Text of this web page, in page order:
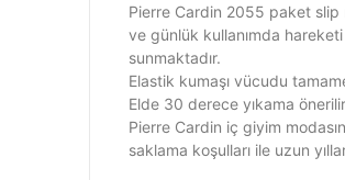
Pierre Cardin 2055 paket slip
ve günlük kullanımda hareketi
sunmaktadır.
Elastik kumaşı vücudu
Elde 30 derece yıkama
Pierre Cardin iç giyim
saklama koşulları ile uzun